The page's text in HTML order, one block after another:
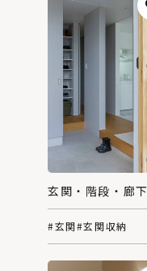
玄関・階段・廊下
#玄関#玄関収納